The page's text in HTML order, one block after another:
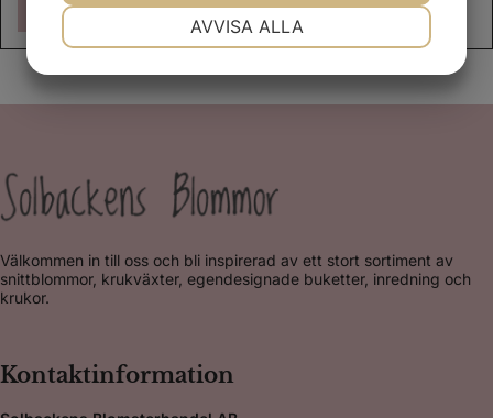
Se mer
Välkommen in till oss och bli inspirerad av ett stort sortiment av
snittblommor, krukväxter, egendesignade buketter, inredning och
krukor.
Kontaktinformation
AVVISA ALLA